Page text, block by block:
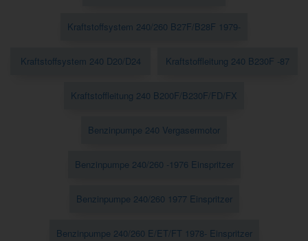
Kraftstoffsystem 240/260 B27F/B28F 1979-
Kraftstoffsystem 240 D20/D24 Kraftstoffleitung 240 B230F -87
Kraftstoffleitung 240 B200F/B230F/FD/FX
Benzinpumpe 240 Vergasermotor
Benzinpumpe 240/260 -1976 Einspritzer
Benzinpumpe 240/260 1977 Einspritzer
Benzinpumpe 240/260 E/ET/FT 1978- Einspritzer